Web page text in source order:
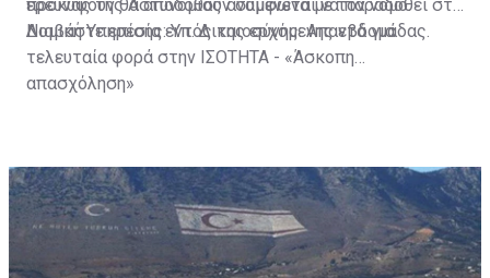
προκύψουν θα αποδοθούν σύμφωνα με τον νόμο.
έρευνας της Αστυνομίας αναμένεται να παραδοθεί στη
Νομική Υπηρεσία εντός της ερχόμενης εβδομάδας.
Διαβάστε επίσης:Υπ. Δικαιοσύνης: Απαντά για
τελευταία φορά στην ΙΣΟΤΗΤΑ - «Άσκοπη
απασχόληση»